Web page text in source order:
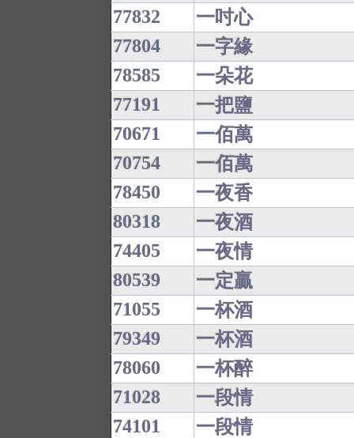
77832
一吋心
77804
一字緣
78585
一朵花
77191
一把鹽
70671
一佰萬
70754
一佰萬
78450
一夜香
80318
一夜酒
74405
一夜情
80539
一定贏
71055
一杯酒
79349
一杯酒
78060
一杯醉
71028
一段情
74101
一段情